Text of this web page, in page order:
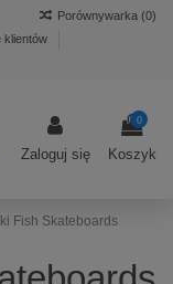
klientów
Porównywarka (0)
Zaloguj się
0
Koszyk
Fish Skateboards